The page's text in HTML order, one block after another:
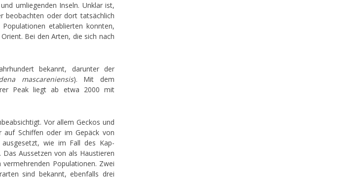
umliegenden Inseln. Unklar ist,
beobachten oder dort tatsächlich
etablierten konnten,
Bei den Arten, die sich nach
bekannt, darunter der
mascareniensis). Mit dem
Peak liegt ab etwa 2000 mit
Vor allem Geckos und
auf Schiffen oder im Gepäck von
ausgesetzt, wie im Fall des Kap-
Aussetzen von als Haustieren
Populationen. Zwei
sind bekannt, ebenfalls drei